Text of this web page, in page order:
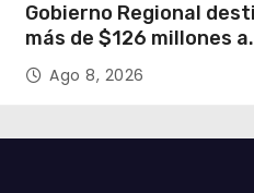
Gobierno Regional
más de $126 millones a
organizaciones de la
de San Lorenzo de
Ago 8, 2026